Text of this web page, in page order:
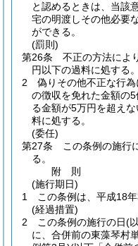
と認めるときは、当該
宅の明渡しその他必要
ができる。
(罰則)
第26条
不正の方法によ
円以下の過料に処する。
2
偽りその他不正な行
の徴収を免れた金額の
る金額が5万円を超え
料に処する。
(委任)
第27条
この条例の施行
る。
附 則
(施行期日)
1
この条例は、平成18
(経過措置)
2
この条例の施行の日(
に、合併前の東藻琴村